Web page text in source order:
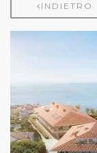
INDIETRO